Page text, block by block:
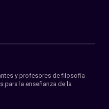
y profesores de filosofía
para la enseñanza de la